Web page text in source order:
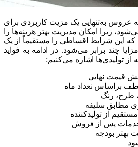
عروس به‌تنهایی یک مزیت کاربردی برای
زیرا امکان مدیریت بهتر هزینه‌ها را
که این شرایط اقساطی را مستقیماً از یک
چند برابر می‌شود. در ادامه به فواید
تولیدی‌ها اشاره می‌کنیم:
قیمت نهایی
براساس تعداد ماه
طرح، رنگ
مطابق سلیقه
از تولیدکننده
خدمات پس از فروش
بهتر بودجه